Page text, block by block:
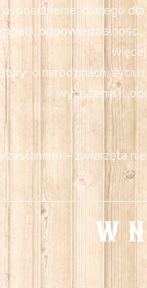
usposobienie, dlatego
o narodzinach,
wyciszenia i
– zwierzęta
W